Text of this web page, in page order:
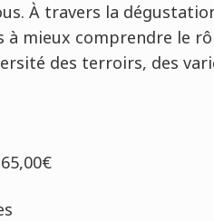
À travers la
à mieux comprendre le
des terroirs, des